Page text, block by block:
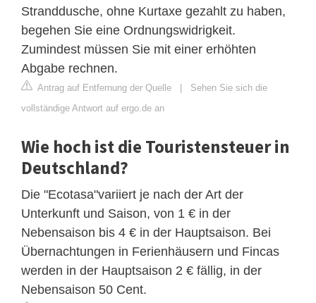
Stranddusche, ohne Kurtaxe gezahlt zu haben,
begehen Sie eine Ordnungswidrigkeit.
Zumindest müssen Sie mit einer erhöhten
Abgabe rechnen.
Antrag auf Entfernung der Quelle | Sehen Sie sich die
vollständige Antwort auf ergo.de an
Wie hoch ist die Touristensteuer in
Deutschland?
Die "Ecotasa"variiert je nach der Art der
Unterkunft und Saison, von 1 € in der
Nebensaison bis 4 € in der Hauptsaison. Bei
Übernachtungen in Ferienhäusern und Fincas
werden in der Hauptsaison 2 € fällig, in der
Nebensaison 50 Cent.